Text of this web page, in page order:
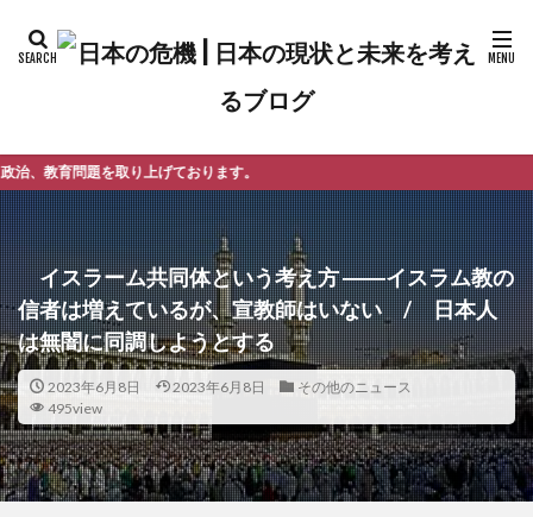
おります。
イスラーム共同体という考え方 ――イスラム教の
信者は増えているが、宣教師はいない / 日本人
は無闇に同調しようとする
2023年6月8日 2023年6月8日
その他のニュース
495view